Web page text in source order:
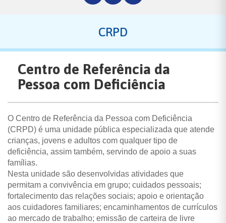
CRPD
Centro de Referência da
Pessoa com Deficiência
O Centro de Referência da Pessoa com Deficiência
(CRPD) é uma unidade pública especializada que atende
crianças, jovens e adultos com qualquer tipo de
deficiência, assim também, servindo de apoio a suas
famílias.
Nesta unidade são desenvolvidas atividades que
permitam a convivência em grupo; cuidados pessoais;
fortalecimento das relações sociais; apoio e orientação
aos cuidadores familiares; encaminhamentos de currículos
ao mercado de trabalho; emissão de carteira de livre